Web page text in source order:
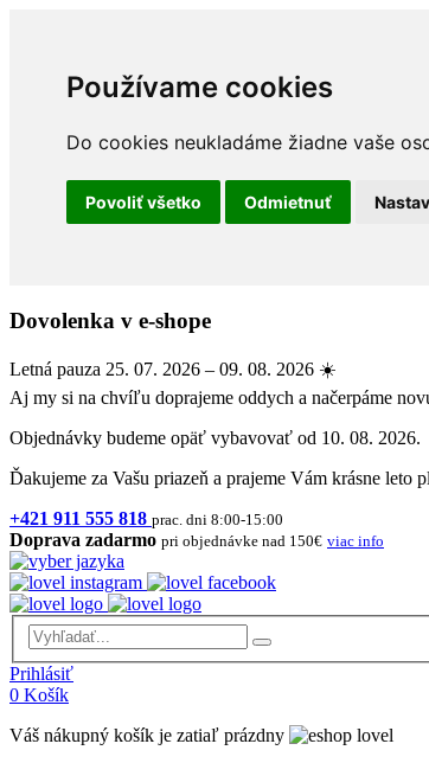
Používame cookies
Do cookies neukladáme žiadne vaše
Povoliť všetko Odmietnuť
Dovolenka v e-shope
Letná pauza 25. 07. 2026 – 09. 08. 2026 ☀️
Aj my si na chvíľu doprajeme oddych a načerpáme
Objednávky budeme opäť vybavovať od 10. 08. 2026.
Ďakujeme za Vašu priazeň a prajeme Vám krásne leto
+421 911 555 818 prac. dni 8:00-15:00
Doprava zadarmo pri objednávke nad 150€ viac info
Prihlásiť
0 Košík
Váš nákupný košík je zatiaľ prázdny